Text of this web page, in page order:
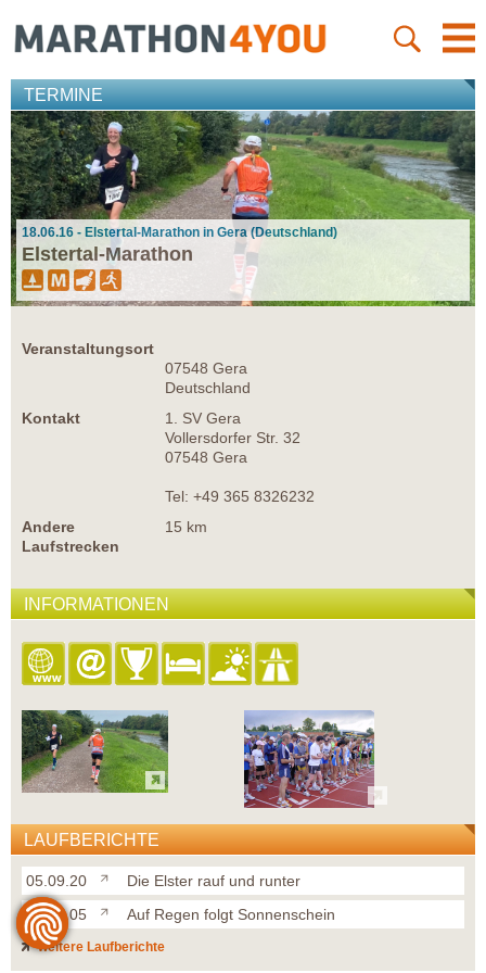
TERMINE
18.06.16 - Elstertal-Marathon in Gera (Deutschland)
Elstertal-Marathon
Veranstaltungsort
07548 Gera
Deutschland
Kontakt
1. SV Gera
Vollersdorfer Str. 32
07548 Gera
Tel: +49 365 8326232
Andere
Laufstrecken
15 km
INFORMATIONEN
LAUFBERICHTE
05.09.20
Die Elster rauf und runter
06.08.05
Auf Regen folgt Sonnenschein
weitere Laufberichte